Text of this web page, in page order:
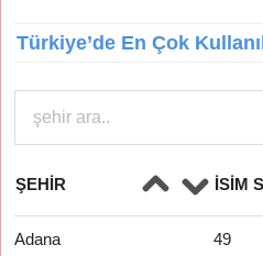
Türkiye’de En Çok
ŞEHIR İSIM
Adana 49